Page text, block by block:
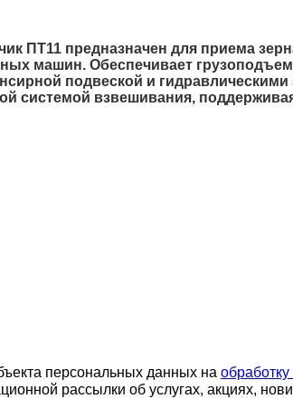
ПТ11 предназначен для приема
машин. Обеспечивает
подвеской и
системой взвешивания,
персональных данных на
рассылки об услугах, акциях,